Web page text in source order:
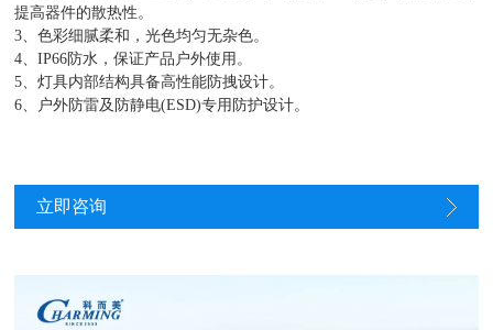
提高器件的散热性。
3、色彩细腻柔和，光色均匀无杂色。
4、IP66防水，保证产品户外使用。
5、灯具内部结构具备高性能防拽设计。
6、户外防雷及防静电(ESD)专用防护设计。
立即咨询